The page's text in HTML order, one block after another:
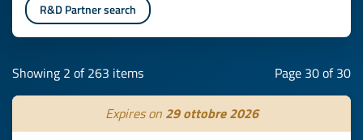
R&D Partner search
Showing 2 of 263 items Page 30 of 30
Expires on 29 ottobre 2026